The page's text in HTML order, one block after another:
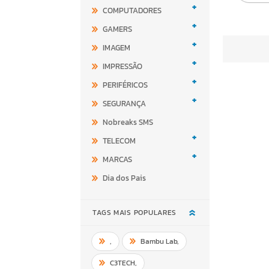
COMPUTADORES +
GAMERS +
IMAGEM +
IMPRESSÃO +
PERIFÉRICOS +
SEGURANÇA +
Nobreaks SMS
TELECOM
+
MARCAS +
Dia dos Pais
TAGS MAIS POPULARES
, Bambu Lab,
C3TECH,